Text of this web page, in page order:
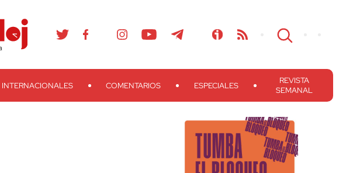
INTERNACIONALES COMENTARIOS ESPECIALES
REVISTA
SEMANAL